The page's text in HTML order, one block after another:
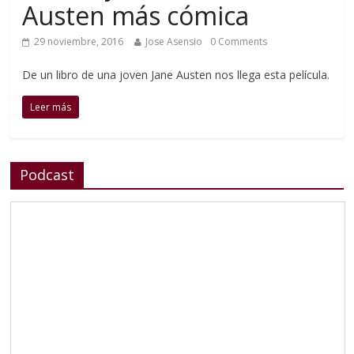
Austen más cómica
29 noviembre, 2016 Jose Asensio 0 Comments
De un libro de una joven Jane Austen nos llega esta película.
Leer más
Podcast